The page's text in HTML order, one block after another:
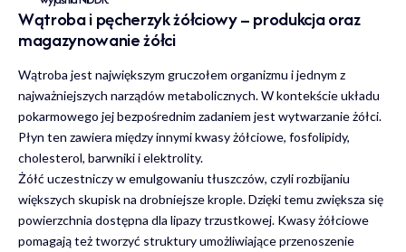
Wątroba i pęcherzyk żółciowy – produkcja oraz
magazynowanie żółci
Wątroba jest największym gruczołem organizmu i jednym z
najważniejszych narządów metabolicznych. W kontekście układu
pokarmowego jej bezpośrednim zadaniem jest wytwarzanie żółci.
Płyn ten zawiera między innymi kwasy żółciowe, fosfolipidy,
cholesterol, barwniki i elektrolity.
Żółć uczestniczy w emulgowaniu tłuszczów, czyli rozbijaniu
większych skupisk na drobniejsze krople. Dzięki temu zwiększa się
powierzchnia dostępna dla lipazy trzustkowej. Kwasy żółciowe
pomagają też tworzyć struktury umożliwiające przenoszenie